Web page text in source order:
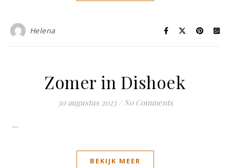
Helena
Zomer in Dishoek
30 augustus 2023 / No Comments
…
BEKIJK MEER